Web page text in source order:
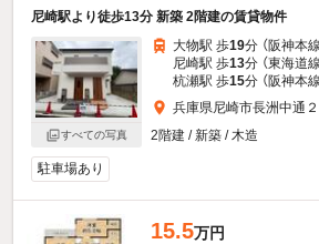
尼崎駅より徒歩13分 新築 2階建の賃貸物件
すべての写真
大物駅 歩19分 （阪神本線
尼崎駅 歩13分 （東海道線
杭瀬駅 歩15分 （阪神本線
兵庫県尼崎市長洲中通２
2階建 / 新築 / 木造
駐車場あり
15.5万円